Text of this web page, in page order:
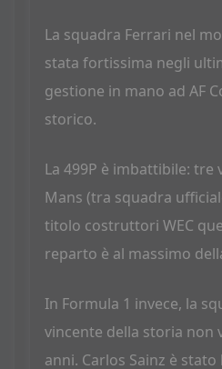
La squadra Ferrari nel
stata fortissima negli
gestione in mano ad AF
storico.
La 499P è imbattibile: tre
Mans (tra squadra
titolo costruttori WEC
reparto è al massimo
In Formula 1 invece, la
vincente della storia non
anni. Carlos Sainz è